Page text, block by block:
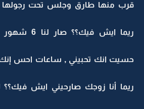
قرب منها طارق وجلس تحت
ريما ايش
حسيت انك تحبيني , ساعات احس إنك
ريما أنا زوجك صارحيني ايش فيك؟؟